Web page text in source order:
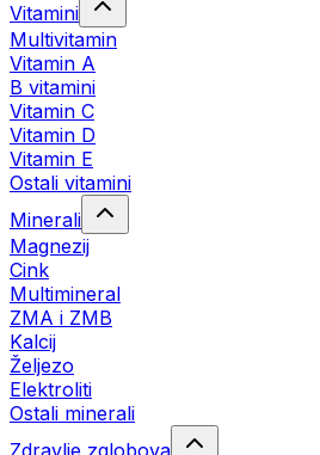
Vitamini
Multivitamin
Vitamin A
B vitamini
Vitamin C
Vitamin D
Vitamin E
Ostali vitamini
Minerali
Magnezij
Cink
Multimineral
ZMA i ZMB
Kalcij
Željezo
Elektroliti
Ostali minerali